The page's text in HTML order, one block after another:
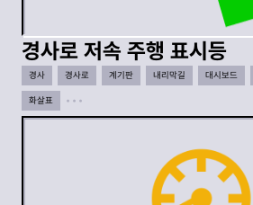
경사로 저속 주행 표시등
경사 경사로 계기판 내리막길 대시보드
화살표